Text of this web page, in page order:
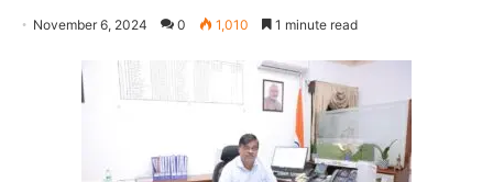
November 6, 2024 0 1,010 1 minute read